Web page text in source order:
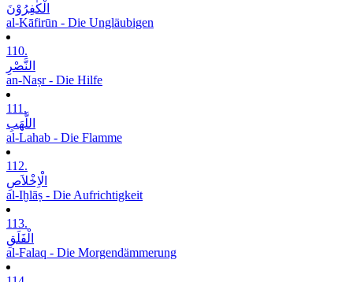
الْکٰفِرُوْنَ
al-Kāfirūn - Die Ungläubigen
110.
النَّصْرِ
an-Naṣr - Die Hilfe
111.
اللَّھَبِ
al-Lahab - Die Flamme
112.
الْاِخْلاَصِ
al-Iḫlāṣ - Die Aufrichtigkeit
113.
الْفَلَقِ
al-Falaq - Die Morgendämmerung